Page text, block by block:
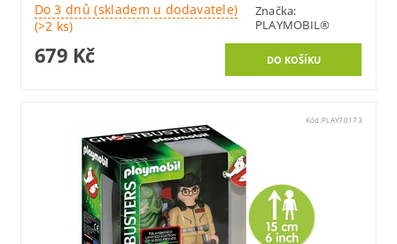
Do 3 dnů (skladem u dodavatele)
(>2 ks)
Značka:
PLAYMOBIL®
679 Kč
Kód:PLAY70173